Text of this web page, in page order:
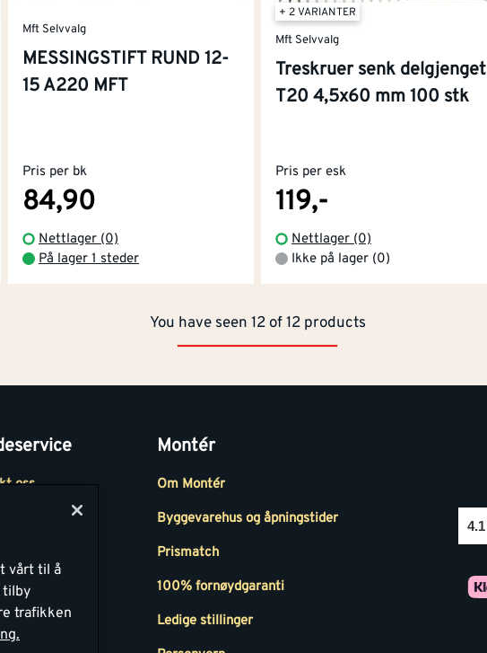
Mft Selvvalg
MESSINGSTIFT RUND 12-
15 A220 MFT
Pris per bk
84,90
Nettlager (0)
På lager 1 steder
+ 2 VARIANTER
Mft Selvvalg
Treskruer senk delgjenget
T20 4,5x60 mm 100 stk
Pris per esk
119,-
Nettlager (0)
Ikke på lager (0)
You have seen 12 of 12 products
oss
Bedrift
Montér
Om Montér
Byggevarehus og åpningstider
Prismatch
100% fornøydgaranti
Ledige stillinger
4.1
vårt til å
tilby
trafikken